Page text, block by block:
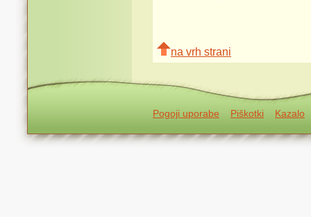
na vrh strani
Pogoji uporabe Piškotki Kazalo